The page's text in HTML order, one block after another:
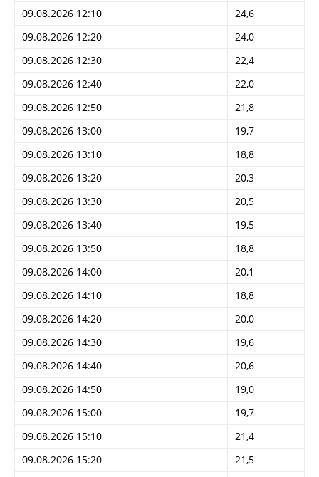
09.08.2026 12:10
24,6
09.08.2026 12:20
24,0
09.08.2026 12:30
22,4
09.08.2026 12:40
22,0
09.08.2026 12:50
21,8
09.08.2026 13:00
19,7
09.08.2026 13:10
18,8
09.08.2026 13:20
20,3
09.08.2026 13:30
20,5
09.08.2026 13:40
19,5
09.08.2026 13:50
18,8
09.08.2026 14:00
20,1
09.08.2026 14:10
18,8
09.08.2026 14:20
20,0
09.08.2026 14:30
19,6
09.08.2026 14:40
20,6
09.08.2026 14:50
19,0
09.08.2026 15:00
19,7
09.08.2026 15:10
21,4
09.08.2026 15:20
21,5